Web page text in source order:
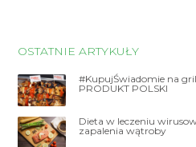
OSTATNIE ARTYKUŁY
#KupujŚwiadomie na
PRODUKT POLSKI
Dieta w leczeniu
zapalenia wątroby